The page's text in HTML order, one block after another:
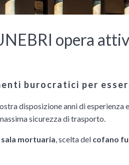
opera
burocratici per
disposizione anni di
sicurezza di trasporto.
sala mortuaria, scelta del cofano